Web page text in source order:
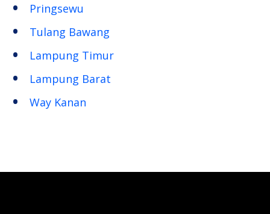
Pringsewu
Tulang Bawang
Lampung Timur
Lampung Barat
Way Kanan